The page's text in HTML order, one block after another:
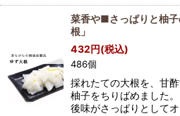
菜香や■さっぱりと柚
根」
432円(税込)
486個
採れたての大根を、甘
柚子をちりばめました
後味がさっぱりとして